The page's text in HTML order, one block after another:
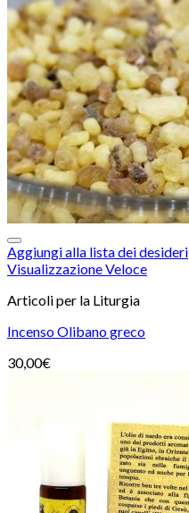
Aggiungi alla lista dei desideri
Visualizzazione Veloce
Articoli per la Liturgia
Incenso Olibano greco
30,00€